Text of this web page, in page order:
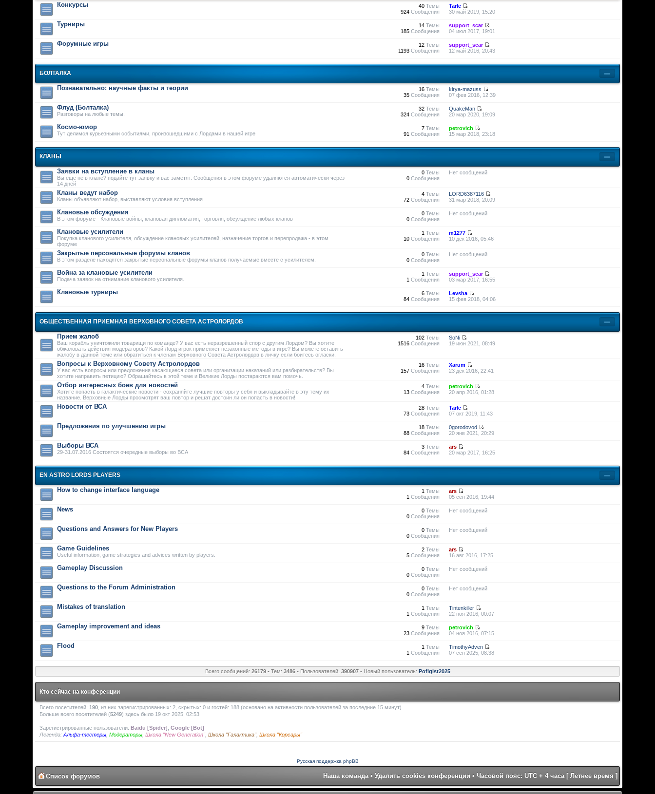
Конкурсы 40Темы
924Сообщения
Tarle
30 май 2019, 15:20
Турниры 14Темы
185Сообщения
support_scar
04 июл 2017, 19:01
Форумные игры 12Темы
1193Сообщения
support_scar
12 май 2016, 20:43
БОЛТАЛКА
Познавательно: научные факты и теории 16Темы
35Сообщения
kirya-mazuss
07 фев 2016, 12:39
Флуд (Болталка)
Разговоры на любые темы.
32Темы
324Сообщения
QuakeMan
20 мар 2020, 19:09
Космо-юмор
Тут делимся курьезными событиями, произошедшими с Лордами в нашей игре
7Темы
91 Сообщения
petrovich
15 мар 2018, 23:18
КЛАНЫ
Заявки на вступление в кланы
Вы еще не в клане? подайте тут заявку и вас заметят. Сообщения в этом форуме удаляются автоматически через
14 дней
0Темы
0Сообщения
Нет сообщений
Кланы ведут набор
Кланы объявляют набор, выставляют условия вступления
4Темы
72Сообщения
LORD6387116
31 мар 2018, 20:09
Клановые обсуждения
В этом форуме - Клановые войны, клановая дипломатия, торговля, обсуждение любых кланов
0Темы
0Сообщения
Нет сообщений
Клановые усилители
Покупка кланового усилителя, обсуждение клановых усилителей, назначение торгов и перепродажа - в этом
форуме
1 Темы
10Сообщения
m1277
10 дек 2016, 05:46
Закрытые персональные форумы кланов
В этом разделе находятся закрытые персональные форумы кланов получаемые вместе с усилителем.
0Темы
0Сообщения
Нет сообщений
Война за клановые усилители
Подача заявок на отнимание кланового усилителя.
1 Темы
1 Сообщения
support_scar
03 мар 2017, 16:55
Клановые турниры 6Темы
84Сообщения
Levsha
15 фев 2018, 04:06
ОБЩЕСТВЕННАЯ ПРИЕМНАЯ ВЕРХОВНОГО СОВЕТА АСТРОЛОРДОВ
Прием жалоб
Ваш корабль уничтожили товарищи по команде? У вас есть неразрешенный спор с другим Лордом? Вы хотите
обжаловать действия модераторов? Какой Лорд игрок применяет незаконные методы в игре? Вы можете оставить
жалобу в данной теме или обратиться к членам Верховного Совета Астролордов в личку если боитесь огласки.
102Темы
1516Сообщения
SoNi
19 июн 2021, 08:49
Вопросы к Верховному Совету Астролордов
У вас есть вопросы или предложения касающиеся совета или организации наказаний или разбирательств? Вы
хотите направить петицию? Обращайтесь в этой теме и Великие Лорды постараются вам помочь.
16Темы
157Сообщения
Xarum
23 дек 2016, 22:41
Отбор интересных боев для новостей
Хотите попасть в галактические новости - сохраняйте лучшие повторы у себя и выкладывайте в эту тему их
название. Верховные Лорды просмотрят ваш повтор и решат достоин ли он попасть в новости!
4Темы
13Сообщения
petrovich
20 апр 2016, 01:28
Новости от ВСА 28Темы
73Сообщения
Tarle
07 окт 2019, 11:43
Предложения по улучшению игры 18Темы
88Сообщения
0gorodovod
20 янв 2021, 20:29
Выборы ВСА
29-31.07.2016 Состоятся очередные выборы во ВСА
3Темы
84Сообщения
ars
20 мар 2017, 16:25
EN ASTRO LORDS PLAYERS
How to change interface language 1 Темы
1 Сообщения
ars
05 сен 2016, 19:44
News 0Темы
0Сообщения
Нет сообщений
Questions and Answers for New Players 0Темы
0Сообщения
Нет сообщений
Game Guidelines
Useful information, game strategies and advices written by players.
2Темы
5Сообщения
ars
16 авг 2016, 17:25
Gameplay Discussion 0Темы
0Сообщения
Нет сообщений
Questions to the Forum Administration 0Темы
0Сообщения
Нет сообщений
Mistakes of translation 1 Темы
1 Сообщения
Tintenkiller
22 ноя 2016, 00:07
Gameplay improvement and ideas 9Темы
23Сообщения
petrovich
04 ноя 2016, 07:15
Flood 1 Темы
1 Сообщения
TimothyAdven
07 сен 2025, 08:38
Всего сообщений: 26179• Тем: 3486• Пользователей: 390907• Новый пользователь: Pofigist2025
Кто сейчас на конференции
Всего посетителей:190 , из них зарегистрированных: 2, скрытых: 0 и гостей: 188 (основано на активности пользователей за последние 15 минут)
Больше всего посетителей (5249) здесь было 19 окт 2025, 02:53
Зарегистрированные пользователи:Baidu [Spider] ,Google [Bot]
Легенда:Альфа-тестеры ,Модераторы ,Школа "New Generation",Школа "Галактика",Школа "Корсары"
Русская поддержка phpBB
Список форумов Наша команда• Удалить cookies конференции • Часовой пояс: UTC + 4 часа [ Летнее время ]